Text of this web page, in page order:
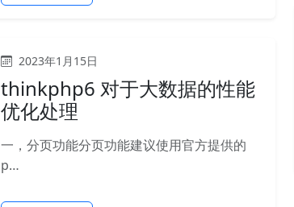
2023年1月15日
thinkphp6 对于大数据的性能
优化处理
一，分页功能分页功能建议使用官方提供的
p…